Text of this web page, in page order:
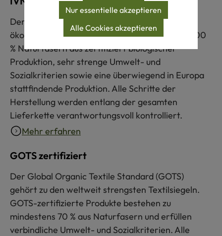
Der IVN BEST-Standard gilt als das strengste
ökologische Textilsiegel weltweit. Er steht für 100
% Naturfasern aus zertifiziert biologischer
Produktion, sehr strenge Umwelt- und
Sozialkriterien sowie eine überwiegend in Europa
stattfindende Produktion. Alle Schritte der
Herstellung werden entlang der gesamten
Lieferkette verantwortungsvoll kontrolliert.
Mehr erfahren
GOTS zertifiziert
Der Global Organic Textile Standard (GOTS)
gehört zu den weltweit strengsten Textilsiegeln.
GOTS-zertifizierte Produkte bestehen zu
mindestens 70 % aus Naturfasern und erfüllen
verbindliche Umwelt- und Sozialkriterien. Alle
Nur essentielle akzeptieren
Alle Cookies akzeptieren